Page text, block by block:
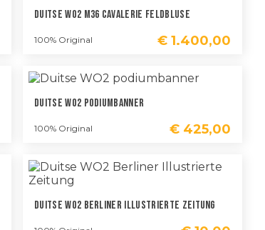
Duitse WO2 M36 Cavalerie Feldbluse
100% Original € 1.400,00
Duitse WO2 Podiumbanner
100% Original € 425,00
Duitse WO2 Berliner Illustrierte Zeitung